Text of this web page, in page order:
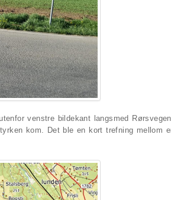
venstre bildekant langsmed
kom. Det ble en kort trefning mellom